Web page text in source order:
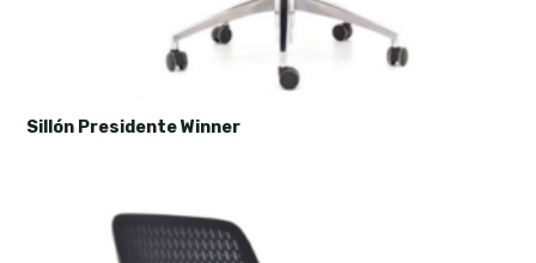
Sillón Presidente Winner